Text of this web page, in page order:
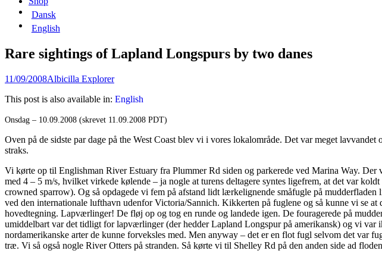
Dansk
English
Rare sightings of Lapland Longspurs by two danes
Posted
11/09/2008Author
Albicilla Explorer
This post is also available in: English
Onsdag – 10.09.2008 (skrevet 11.09.2008 PDT)
Oven på de sidste par dage på the West Coast blev vi i vores lokalområde. Det var meget
straks.
Vi kørte op til Englishman River Estuary fra Plummer Rd siden og parkerede ved Marina Way.
med 4 – 5 m/s, hvilket virkede kølende – ja nogle at turens deltagere syntes ligefrem, at det var
crowned sparrow). Og så opdagede vi fem på afstand lidt lærkelignende småfugle på
ved den internationale lufthavn udenfor Victoria/Sannich. Kikkerten på fuglene og så kunne vi se
hovedtegning. Lapværlinger! De fløj op og tog en runde og landede igen. De fouragerede på
umiddelbart var det tidligt for lapværlinger (der hedder Lapland Longspur på amerikansk) og vi
nordamerikanske arter de kunne forveksles med. Men anyway – det er en flot fugl selvom det
træ. Vi så også nogle River Otters på stranden. Så kørte vi til Shelley Rd på den anden side ad